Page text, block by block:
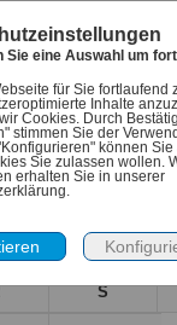
hier den
Ihrer
C
M
S
Sie eine Auswahl um
für Sie fortlaufend
Inhalte
Cookies. Durch
stimmen Sie der
können
Sie zulassen wollen.
erhalten Sie in unserer